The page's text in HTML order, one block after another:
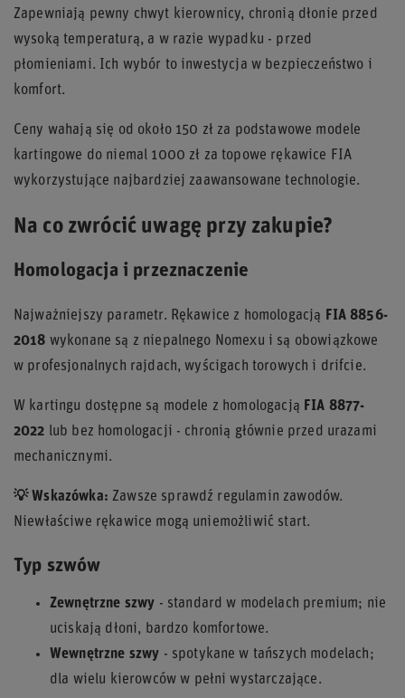
Zapewniają pewny chwyt kierownicy, chronią dłonie przed
wysoką temperaturą, a w razie wypadku - przed
płomieniami. Ich wybór to inwestycja w bezpieczeństwo i
komfort.
Ceny wahają się od około 150 zł za podstawowe modele
kartingowe do niemal 1000 zł za topowe rękawice FIA
wykorzystujące najbardziej zaawansowane technologie.
Na co zwrócić uwagę przy zakupie?
Homologacja i przeznaczenie
Najważniejszy parametr. Rękawice z homologacją FIA 8856-
2018 wykonane są z niepalnego Nomexu i są obowiązkowe
w profesjonalnych rajdach, wyścigach torowych i drifcie.
W kartingu dostępne są modele z homologacją FIA 8877-
2022 lub bez homologacji - chronią głównie przed urazami
mechanicznymi.
💡 Wskazówka: Zawsze sprawdź regulamin zawodów.
Niewłaściwe rękawice mogą uniemożliwić start.
Typ szwów
Zewnętrzne szwy - standard w modelach premium; nie
uciskają dłoni, bardzo komfortowe.
Wewnętrzne szwy - spotykane w tańszych modelach;
dla wielu kierowców w pełni wystarczające.